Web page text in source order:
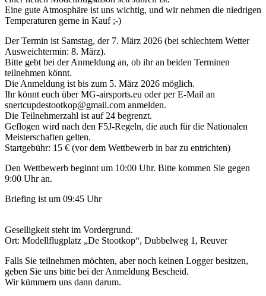
Eine gute Atmosphäre ist uns wichtig, und wir nehmen die niedrigen
Temperaturen gerne in Kauf ;-)
Der Termin ist Samstag, der 7. März 2026 (bei schlechtem Wetter
Ausweichtermin: 8. März).
Bitte gebt bei der Anmeldung an, ob ihr an beiden Terminen
teilnehmen könnt.
Die Anmeldung ist bis zum 5. März 2026 möglich.
Ihr könnt euch über MG-airsports.eu oder per E-Mail an
snertcupdestootkop@gmail.com anmelden.
Die Teilnehmerzahl ist auf 24 begrenzt.
Geflogen wird nach den F5J-Regeln, die auch für die Nationalen
Meisterschaften gelten.
Startgebühr: 15 € (vor dem Wettbewerb in bar zu entrichten)
Den Wettbewerb beginnt um 10:00 Uhr. Bitte kommen Sie gegen
9:00 Uhr an.
Briefing ist um 09:45 Uhr
Geselligkeit steht im Vordergrund.
Ort: Modellflugplatz „De Stootkop“, Dubbelweg 1, Reuver
Falls Sie teilnehmen möchten, aber noch keinen Logger besitzen,
geben Sie uns bitte bei der Anmeldung Bescheid.
Wir kümmern uns dann darum.